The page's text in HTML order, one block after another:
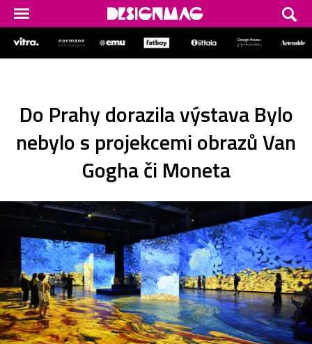
Do Prahy dorazila výstava Bylo
nebylo s projekcemi obrazů Van
Gogha či Moneta